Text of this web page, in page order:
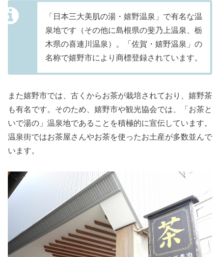
「日本三大美肌の湯・嬉野温泉」で有名な温
泉地です（その他に島根県の斐乃上温泉、栃
木県の喜連川温泉）。「佐賀・嬉野温泉」の
名称で嬉野市により商標登録されています。
また嬉野市では、古くからお茶が栽培されており、嬉野茶
も有名です。そのため、嬉野市や観光協会では、「お茶と
いで湯の」温泉地であることを積極的に宣伝しています。
温泉街ではお茶屋さんやお茶を使ったお土産が多数並んで
います。